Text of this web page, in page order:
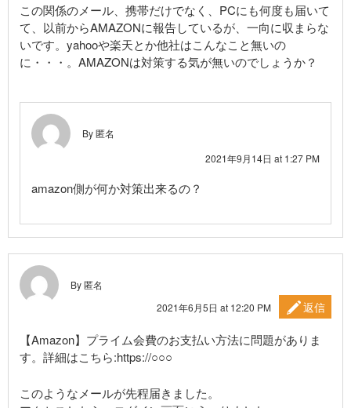
この関係のメール、携帯だけでなく、PCにも何度も届いて
て、以前からAMAZONに報告しているが、一向に収まらな
いです。yahooや楽天とか他社はこんなこと無いの
に・・・。AMAZONは対策する気が無いのでしょうか？
By 匿名
2021年9月14日 at 1:27 PM
amazon側が何か対策出来るの？
By 匿名
2021年6月5日 at 12:20 PM
返信
【Amazon】プライム会費のお支払い方法に問題がありま
す。詳細はこちら:https://○○○
このようなメールが先程届きました。